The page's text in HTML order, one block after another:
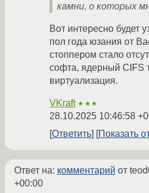
камни, о которых
Вот интересно будет
пол года юзания от
стоппером стало
софта, ядерный CIFS
виртуализация.
VKraft ★★★
28.10.2025 10:46:58
Ответить
Показать
Ответ на: комментарий от
+00:00